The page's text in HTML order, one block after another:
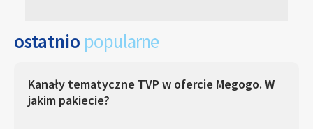
ostatnio popularne
Kanały tematyczne TVP w ofercie Megogo. W
jakim pakiecie?